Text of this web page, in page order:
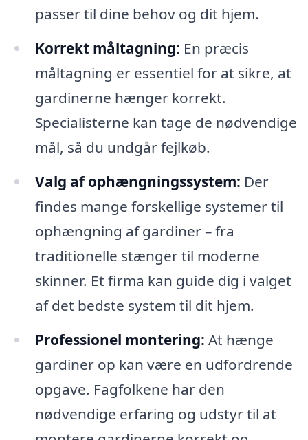
passer til dine behov og dit hjem.
Korrekt måltagning: En præcis
måltagning er essentiel for at sikre, at
gardinerne hænger korrekt.
Specialisterne kan tage de nødvendige
mål, så du undgår fejlkøb.
Valg af ophængningssystem: Der
findes mange forskellige systemer til
ophængning af gardiner – fra
traditionelle stænger til moderne
skinner. Et firma kan guide dig i valget
af det bedste system til dit hjem.
Professionel montering: At hænge
gardiner op kan være en udfordrende
opgave. Fagfolkene har den
nødvendige erfaring og udstyr til at